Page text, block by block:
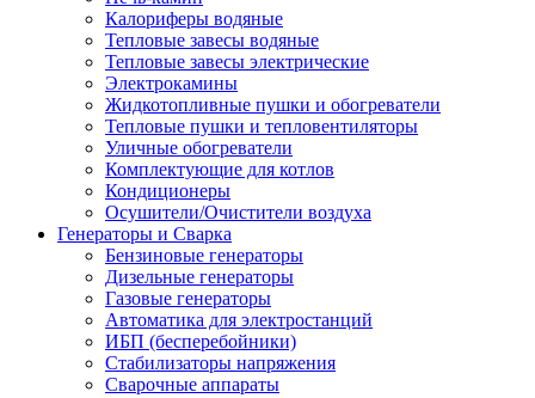
Калориферы водяные
Тепловые завесы водяные
Тепловые завесы электрические
Электрокамины
Жидкотопливные пушки и обогреватели
Тепловые пушки и тепловентиляторы
Уличные обогреватели
Комплектующие для котлов
Кондиционеры
Осушители/Очистители воздуха
Генераторы и Сварка
Бензиновые генераторы
Дизельные генераторы
Газовые генераторы
Автоматика для электростанций
ИБП (бесперебойники)
Стабилизаторы напряжения
Сварочные аппараты